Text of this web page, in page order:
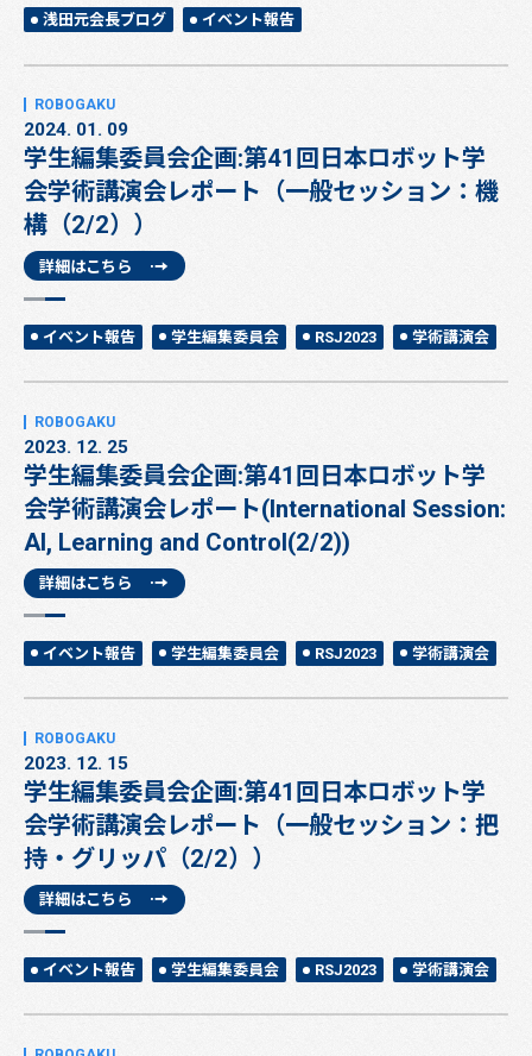
浅田元会長ブログ イベント報告
2024. 01. 09
学生編集委員会企画:第41回日本ロボット学
会学術講演会レポート（一般セッション：機
構（2/2））
詳細はこちら
イベント報告 学生編集委員会 RSJ2023 学術講演会
2023. 12. 25
学生編集委員会企画:第41回日本ロボット学
会学術講演会レポート(International Session:
AI, Learning and Control(2/2))
詳細はこちら
イベント報告 学生編集委員会 RSJ2023 学術講演会
2023. 12. 15
学生編集委員会企画:第41回日本ロボット学
会学術講演会レポート（一般セッション：把
持・グリッパ（2/2））
詳細はこちら
イベント報告 学生編集委員会 RSJ2023 学術講演会